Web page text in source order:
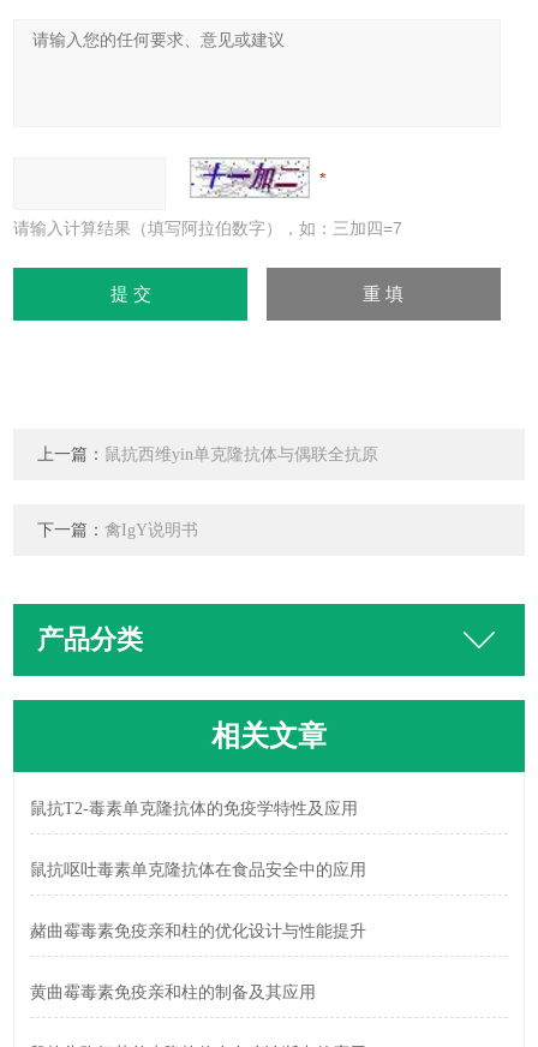
请输入计算结果（填写阿拉伯数字），如：三加四=7
上一篇： 鼠抗西维yin单克隆抗体与偶联全抗原
下一篇：禽IgY说明书
产品分类
相关文章
鼠抗T2-毒素单克隆抗体的免疫学特性及应用
鼠抗呕吐毒素单克隆抗体在食品安全中的应用
赭曲霉毒素免疫亲和柱的优化设计与性能提升
黄曲霉毒素免疫亲和柱的制备及其应用